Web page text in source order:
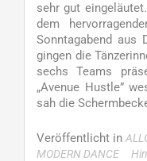
sehr gut
dem
Sonntagabend aus
gingen die
sechs Teams
„Avenue Hustle”
sah die
Veröffentlicht in
MODERN DANCE